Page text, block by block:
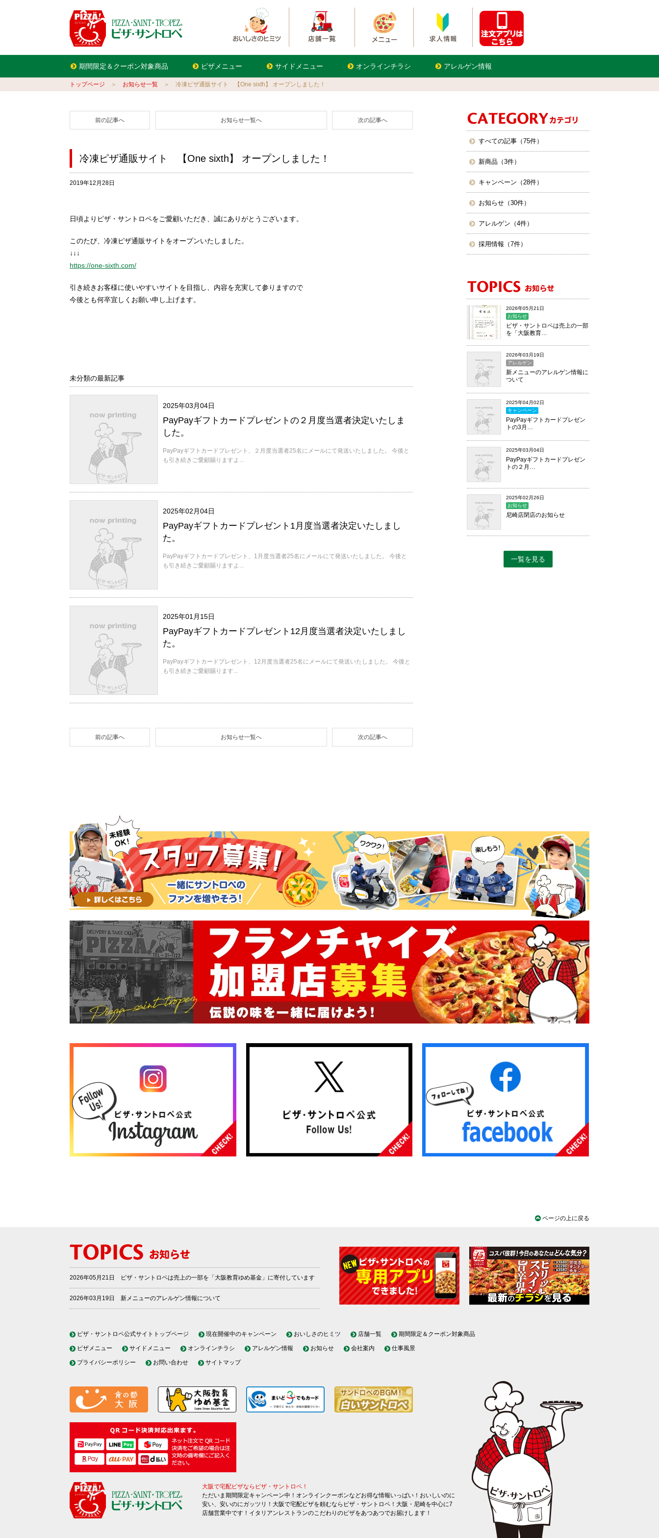
期間限定＆クーポン対象商品 ピザメニュー サイドメニュー オンラインチラシ アレルゲン情報
トップページ ＞ お知らせ一覧 ＞ 冷凍ピザ通販サイト 【One sixth】 オープンしました！
前の記事へ お知らせ一覧へ 次の記事へ
冷凍ピザ通販サイト 【One sixth】 オープンしました！
2019年12月28日
日頃よりピザ・サントロペをご愛顧いただき、誠にありがとうございます。
このたび、冷凍ピザ通販サイトをオープンいたしました。
↓↓↓
https://one-sixth.com/
引き続きお客様に使いやすいサイトを目指し、内容を充実して参りますので
今後とも何卒宜しくお願い申し上げます。
未分類の最新記事
2025年03月04日
PayPayギフトカードプレゼントの２月度当選者決定いたしま
した。
PayPayギフトカードプレゼント、２月度当選者25名にメールにて発送いたしました。 今後と
も引き続きご愛顧賜りますよ...
2025年02月04日
PayPayギフトカードプレゼント1月度当選者決定いたしまし
た。
PayPayギフトカードプレゼント、1月度当選者25名にメールにて発送いたしました。 今後と
も引き続きご愛顧賜りますよ...
2025年01月15日
PayPayギフトカードプレゼント12月度当選者決定いたしまし
た。
PayPayギフトカードプレゼント、12月度当選者25名にメールにて発送いたしました。 今後と
も引き続きご愛顧賜ります...
前の記事へ お知らせ一覧へ 次の記事へ
すべての記事（75件）
新商品（3件）
キャンペーン（28件）
お知らせ（30件）
アレルゲン（4件）
採用情報（7件）
2026年05月21日
お知らせ
ピザ・サントロペは売上の一部
を「大阪教育…
2026年03月19日
アレルゲン
新メニューのアレルゲン情報に
ついて
2025年04月02日
キャンペーン
PayPayギフトカードプレゼン
トの3月…
2025年03月04日
PayPayギフトカードプレゼン
トの２月…
2025年02月26日
お知らせ
尼崎店閉店のお知らせ
一覧を見る
ページの上に戻る
2026年05月21日 ピザ・サントロペは売上の一部を「大阪教育ゆめ基金」に寄付しています
2026年03月19日 新メニューのアレルゲン情報について
ピザ・サントロペ公式サイトトップページ 現在開催中のキャンペーン おいしさのヒミツ 店舗一覧 期間限定＆クーポン対象商品
ピザメニュー サイドメニュー オンラインチラシ アレルゲン情報 お知らせ 会社案内 仕事風景
プライバシーポリシー お問い合わせ サイトマップ
大阪で宅配ピザならピザ・サントロペ！
ただいま期間限定キャンペーン中！オンラインクーポンなどお得な情報いっぱい！おいしいのに
安い、安いのにガッツリ！大阪で宅配ピザを頼むならピザ・サントロペ！大阪・尼崎を中心に7
店舗営業中です！イタリアンレストランのこだわりのピザをあつあつでお届けします！